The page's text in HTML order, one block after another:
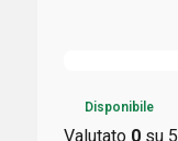
Disponibile
Valutato 0su 5